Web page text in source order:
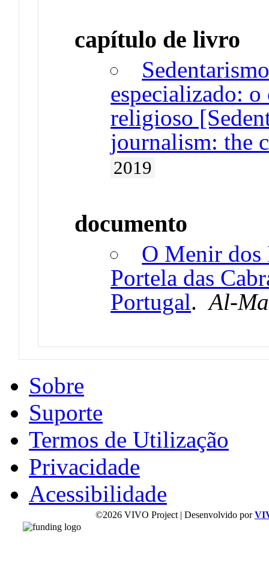
capítulo de livro
especializado: o
religioso
journalism: the
2019
documento
O Menir dos
Portela das
Portugal.Al-
Sobre
Suporte
Termos de Utilização
Privacidade
Acessibilidade
©2026 VIVO Project | Desenvolvido por